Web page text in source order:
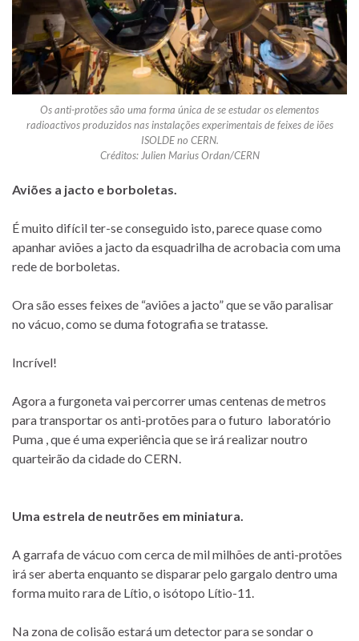
Os anti-protões são uma forma única de se estudar os elementos
radioactivos produzidos nas instalações experimentais de feixes de iões
ISOLDE no CERN.
Créditos: Julien Marius Ordan/CERN
Aviões a jacto e borboletas.
É muito difícil ter-se conseguido isto, parece quase como
apanhar aviões a jacto da esquadrilha de acrobacia com uma
rede de borboletas.
Ora são esses feixes de “aviões a jacto” que se vão paralisar
no vácuo, como se duma fotografia se tratasse.
Incrível!
Agora a furgoneta vai percorrer umas centenas de metros
para transportar os anti-protões para o futuro laboratório
Puma , que é uma experiência que se irá realizar noutro
quarteirão da cidade do CERN.
Uma estrela de neutrões em miniatura.
A garrafa de vácuo com cerca de mil milhões de anti-protões
irá ser aberta enquanto se disparar pelo gargalo dentro uma
forma muito rara de Lítio, o isótopo Lítio-11.
Na zona de colisão estará um detector para se sondar o